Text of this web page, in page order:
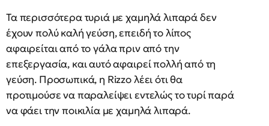
Τα περισσότερα τυριά με χαμηλά λιπαρά δεν
έχουν πολύ καλή γεύση, επειδή το λίπος
αφαιρείται από το γάλα πριν από την
επεξεργασία, και αυτό αφαιρεί πολλή από τη
γεύση. Προσωπικά, η Rizzo λέει ότι θα
προτιμούσε να παραλείψει εντελώς το τυρί παρά
να φάει την ποικιλία με χαμηλά λιπαρά.